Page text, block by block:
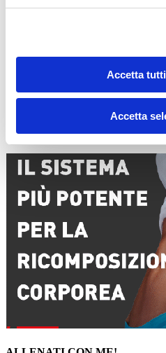
Accetta
Accetta
15WORKOUT SCARICA ORA